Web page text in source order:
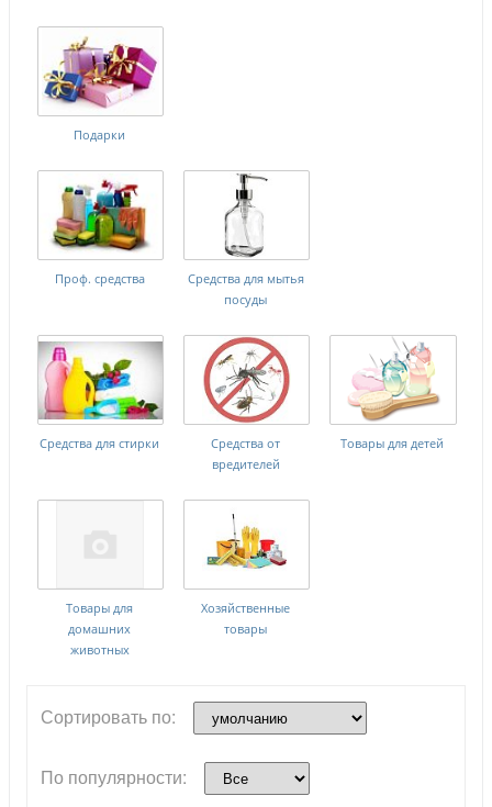
Подарки
Проф. средства
Средства для мытья
посуды
Средства для стирки
Средства от
вредителей
Товары для детей
Товары для
домашних
животных
Хозяйственные
товары
Сортировать по:
По популярности: